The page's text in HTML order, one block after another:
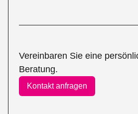
Vereinbaren Sie eine
Beratung.
Kontakt anfragen